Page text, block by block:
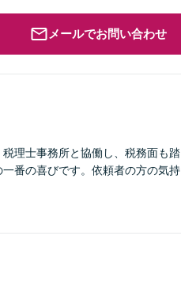
メールでお問い合わせ
理士事務所と協働し、税務面も踏
番の喜びです。依頼者の方の気持